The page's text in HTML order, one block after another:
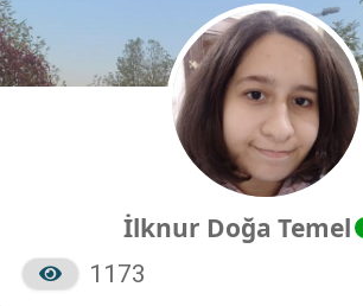
İlknur Doğa Temel
1173